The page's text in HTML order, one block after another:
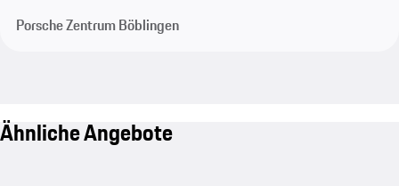
Porsche Zentrum Böblingen
Ähnliche Angebote